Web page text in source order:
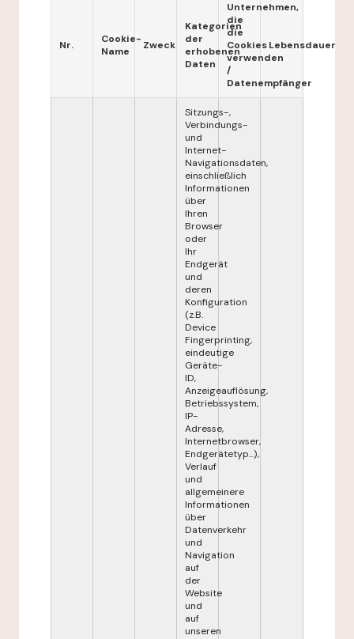
Nr.
Cookie-
Name
Zweck
Kategorien
der
erhobenen
Daten
Unternehmen,
die
die
Cookies
verwenden
/
Datenempfänger
Lebensdauer
Sitzungs-,
Verbindungs-
und
Internet-
Navigationsdaten,
einschließlich
Informationen
über
Ihren
Browser
oder
Ihr
Endgerät
und
deren
Konfiguration
(z.B.
Device
Fingerprinting,
eindeutige
Geräte-
ID,
Anzeigeauflösung,
Betriebssystem,
IP-
Adresse,
Internetbrowser,
Endgerätetyp...),
Verlauf
und
allgemeinere
Informationen
über
Datenverkehr
und
Navigation
auf
der
Website
und
auf
unseren